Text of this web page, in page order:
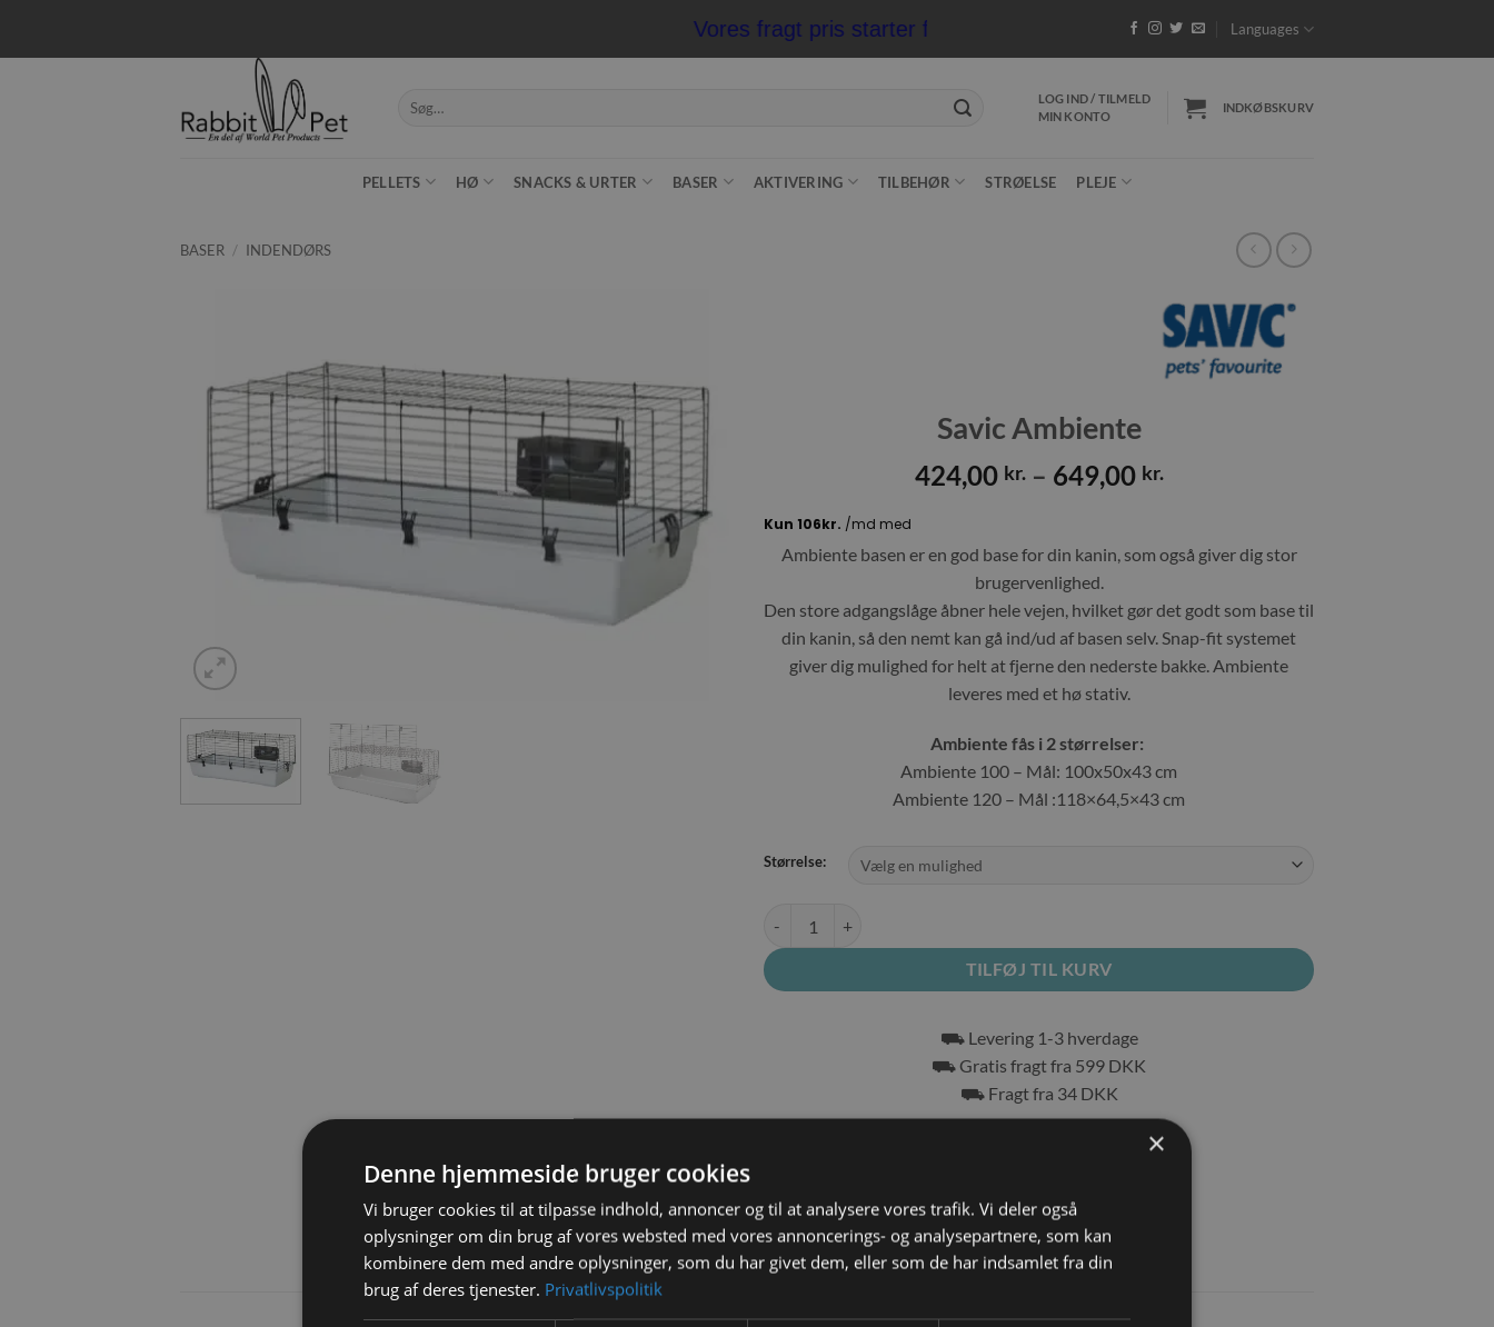
Vores fragt pris starter fra kun 32 DKK - Gratis fragt ved køb over 599 DKK
Languages
Søg
efter:
LOG IND / TILMELD
MIN KONTO
INDKØBSKURV
PELLETS HØ SNACKS & URTER BASER AKTIVERING TILBEHØR STRØELSE PLEJE
BASER / INDENDØRS
ønskeliste
Savic Ambiente
424,00 kr. – 649,00 kr.Prisinterval:
649,00 kr.
Ambiente basen er en god base for din kanin, som også giver dig stor
brugervenlighed.
Den store adgangslåge åbner hele vejen, hvilket gør det godt som base til
din kanin, så den nemt kan gå ind/ud af basen selv. Snap-fit ​​systemet
giver dig mulighed for helt at fjerne den nederste bakke. Ambiente
leveres med et hø stativ.
Ambiente fås i 2 størrelser:
Ambiente 100 – Mål: 100x50x43 cm
Ambiente 120 – Mål :118×64,5×43 cm
Størrelse:
TILFØJ TIL KURV
⛟ Levering 1-3 hverdage
⛟ Gratis fragt fra 599 DKK
⛟ Fragt fra 34 DKK
BESKRIVELSE YDERLIGERE INFORMATION
×
Denne hjemmeside bruger cookies
Vi bruger cookies til at tilpasse indhold, annoncer og til at analysere vores trafik. Vi deler også
oplysninger om din brug af vores websted med vores annoncerings- og analysepartnere, som kan
kombinere dem med andre oplysninger, som du har givet dem, eller som de har indsamlet fra din
brug af deres tjenester. Privatlivspolitik